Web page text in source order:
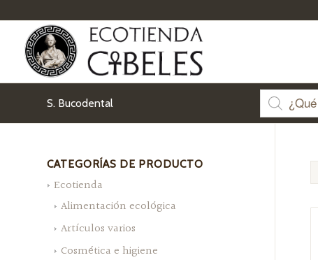
S. Bucodental
CATEGORÍAS DE PRODUCTO
Ecotienda
Alimentación ecológica
Artículos varios
Cosmética e higiene